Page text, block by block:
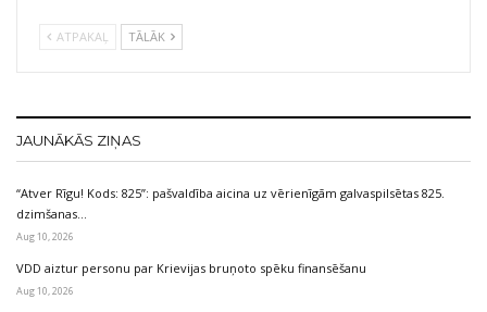
ATPAKAĻ TĀLĀK
JAUNĀKĀS ZIŅAS
“Atver Rīgu! Kods: 825”: pašvaldība aicina uz vērienīgām galvaspilsētas 825.
dzimšanas…
Aug 10, 2026
VDD aiztur personu par Krievijas bruņoto spēku finansēšanu
Aug 10, 2026